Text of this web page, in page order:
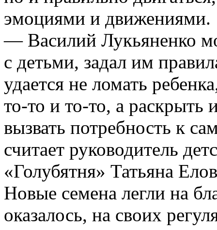
эмоциями и движениями.
— Василий Лукьяненко
с детьми, задал им
удается не ломать
то-то и то-то, а раскрыть
вызвать потребность к
считает руководитель
«Голубятня» Татьяна
Новые семена легли на
оказалось, на своих